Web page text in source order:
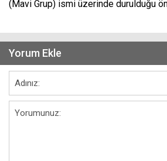
(Mavi Grup) ismi üzerinde durulduğu
Yorum Ekle